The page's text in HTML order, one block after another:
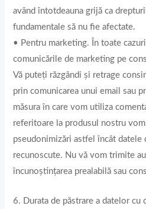
având întotdeauna grijă ca
fundamentale să nu fie afectate.
• Pentru marketing. În toate
comunicările de marketing pe
Vă puteți răzgândi și retrage
prin comunicarea unui email sau
măsura în care vom utiliza
referitoare la produsul nostru
pseudonimizări astfel încât datele
recunoscute. Nu vă vom trimite
încunoștințarea prealabilă sau
6. Durata de păstrare a datelor cu